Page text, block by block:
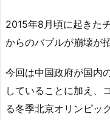
2015年8月頃に起きた
からのバブルが崩壊が
今回は中国政府が国内
していることに加え、
る冬季北京オリンピッ